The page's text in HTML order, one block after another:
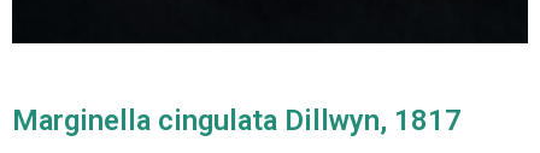
Marginella cingulata Dillwyn, 1817